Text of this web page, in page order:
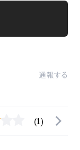
通報する
(1)